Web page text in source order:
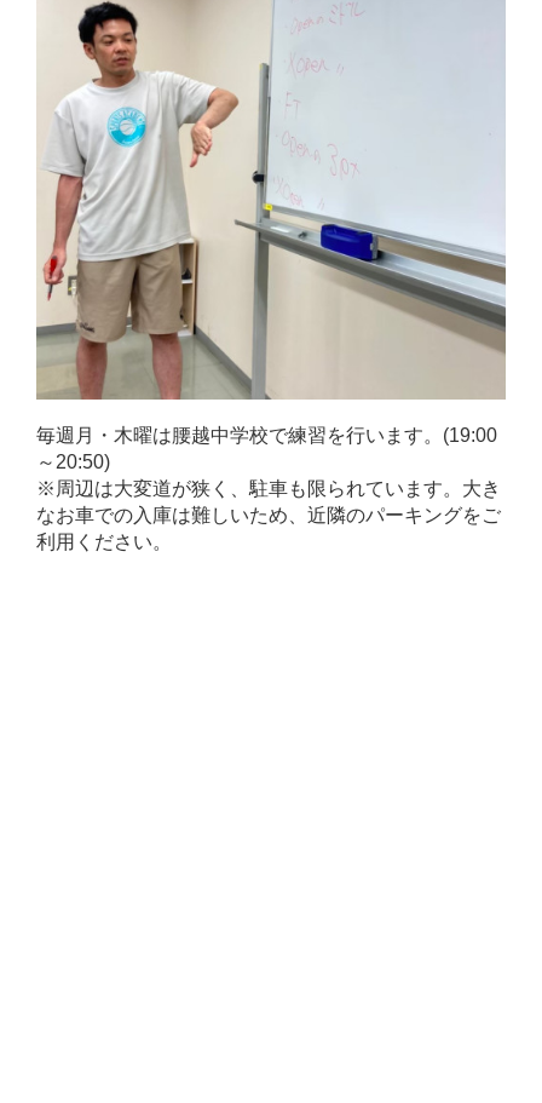
毎週月・木曜は腰越中学校で練習を行います。(19:00
～20:50)
※周辺は大変道が狭く、駐車も限られています。大き
なお車での入庫は難しいため、近隣のパーキングをご
利用ください。